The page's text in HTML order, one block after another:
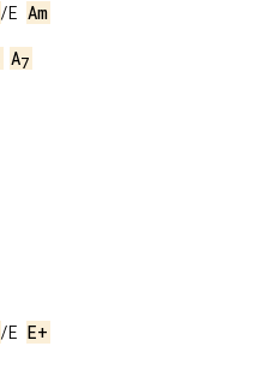
/E Am
A7
/E E+